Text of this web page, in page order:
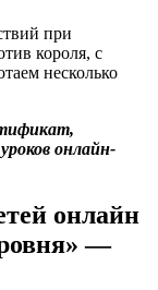
при
короля, с
несколько
онлайн-
онлайн
—